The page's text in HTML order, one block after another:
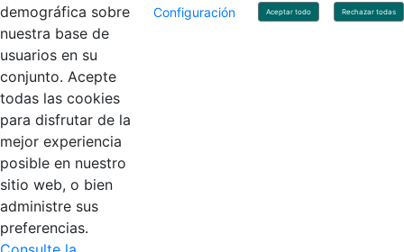
Correo de notificaciones judiciales:
notificacionjudicial@contaduria.gov.co
Correo de Asuntos disciplinarios:
asuntosdisciplinarios@contaduria.gov.co
Línea Anticorrupción: +57(601) 492 64 00 Ext. 4
Política de privacidad y protección de datos personales
Política de derechos de autor
Términos y condiciones de uso
© Copyright 2026 - Todos los derechos reservados
Gobierno de Colombia
demográfica sobre
nuestra base de
usuarios en su
conjunto. Acepte
todas las cookies
para disfrutar de la
mejor experiencia
posible en nuestro
sitio web, o bien
administre sus
preferencias.
Configuración Aceptar todo Rechazar todas